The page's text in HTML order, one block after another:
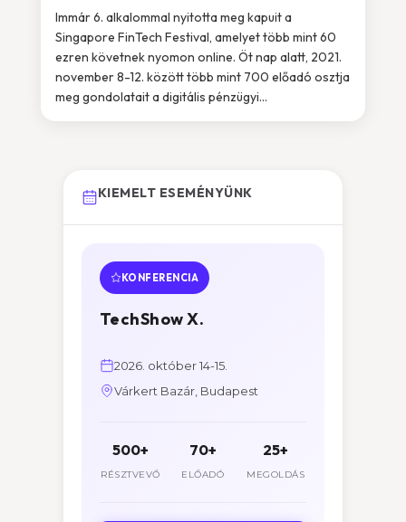
Immár 6. alkalommal nyitotta meg kapuit a
Singapore FinTech Festival, amelyet több mint 60
ezren követnek nyomon online. Öt nap alatt, 2021.
november 8-12. között több mint 700 előadó osztja
meg gondolatait a digitális pénzügyi...
KIEMELT ESEMÉNYÜNK
KONFERENCIA
TechShow X.
2026. október 14-15.
Várkert Bazár, Budapest
500+
RÉSZTVEVŐ
70+
ELŐADÓ
25+
MEGOLDÁS